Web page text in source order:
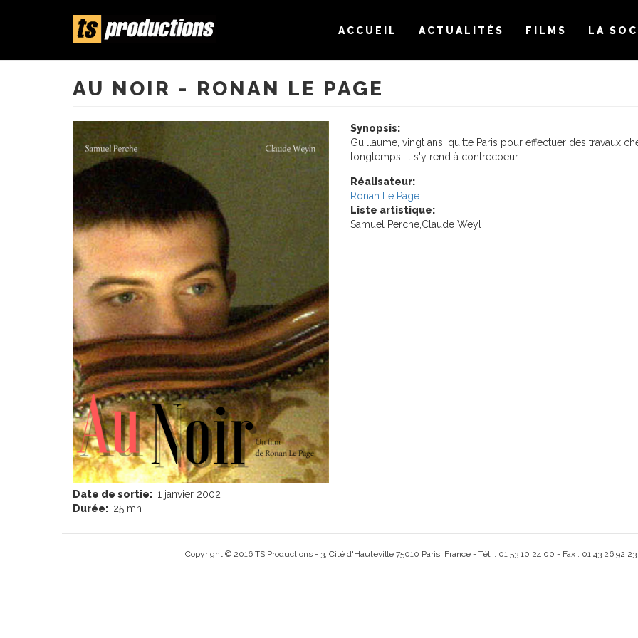
ACCUEIL ACTUALITÉS FILMS LA
AU NOIR - RONAN LE PAGE
Date de sortie: 1 janvier 2002
Durée: 25 mn
Synopsis:
Guillaume, vingt ans, quitte Paris pour effectuer des travaux
longtemps. Il s'y rend à contrecoeur...
Réalisateur:
Ronan Le Page
Liste artistique:
Samuel Perche,Claude Weyl
Copyright © 2016 TS Productions - 3, Cité d'Hauteville 75010 Paris, France - Tél. : 01 53 10 24 00 - Fax : 01 43 26 92